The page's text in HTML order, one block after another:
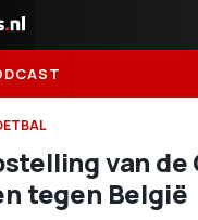
van de
tegen België